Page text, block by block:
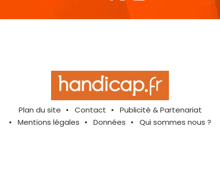
Plan du site Contact
Publicité & Partenariat
Mentions légales
Données Qui sommes nous ?